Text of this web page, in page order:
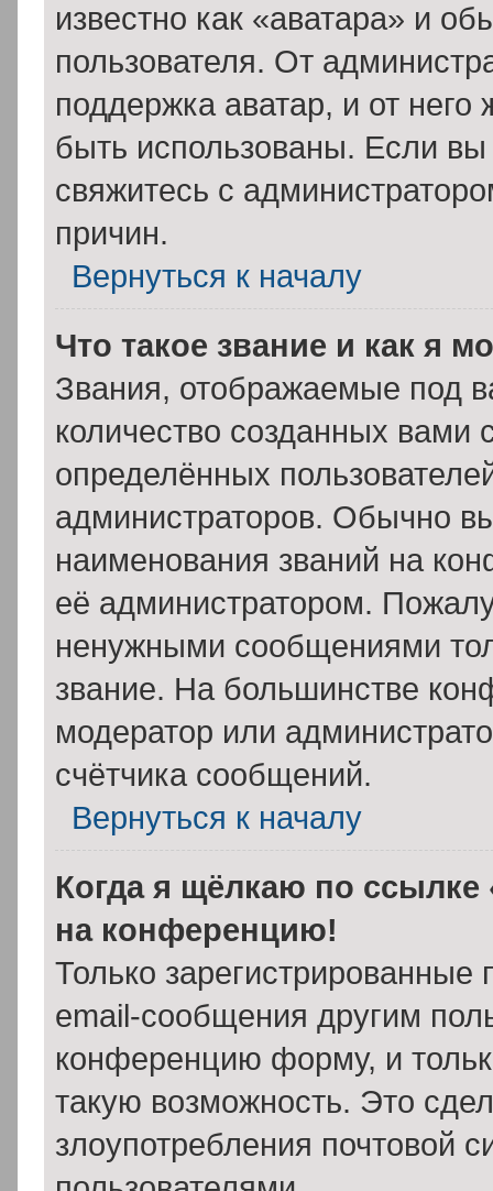
известно как «аватара» и
пользователя. От
поддержка аватар, и от него
быть использованы. Если
свяжитесь с
причин.
Вернуться к началу
Что такое звание и как я
Звания, отображаемые под
количество созданных
определённых
администраторов. Обычно
наименования званий на
её администратором.
ненужными сообщениями
звание. На большинстве
модератор или
счётчика сообщений.
Вернуться к началу
Когда я щёлкаю по ссылке
на конференцию!
Только зарегистрированные
email-сообщения другим
конференцию форму, и
такую возможность. Это
злоупотребления почтовой